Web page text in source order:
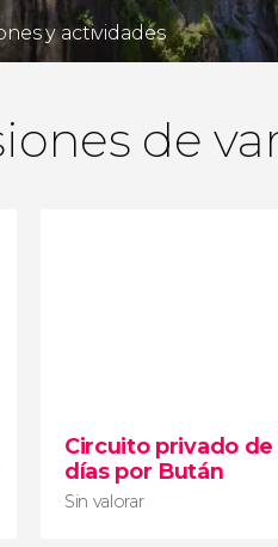
y actividades
de
Circuito privado de
días por Bután
Sin valorar